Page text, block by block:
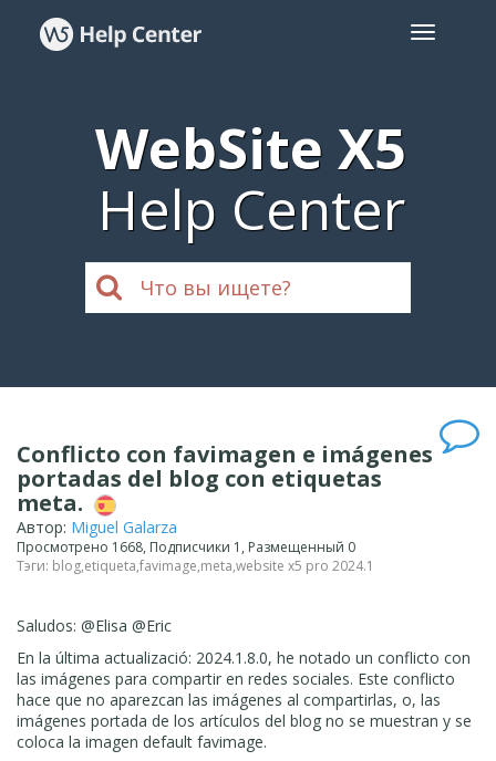
WebSite X5
Help Center
Conflicto con favimagen e imágenes
portadas del blog con etiquetas
meta.
Автор: Miguel Galarza
Просмотрено 1668, Подписчики 1, Размещенный 0
Тэги: blog,etiqueta,favimage,meta,website x5 pro 2024.1
Saludos: @Elisa @Eric
En la última actualizació: 2024.1.8.0, he notado un conflicto con
las imágenes para compartir en redes sociales. Este conflicto
hace que no aparezcan las imágenes al compartirlas, o, las
imágenes portada de los artículos del blog no se muestran y se
coloca la imagen default favimage.